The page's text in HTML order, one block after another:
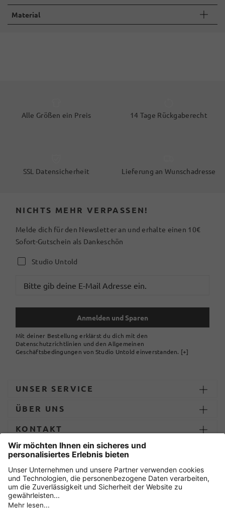
Material
Alle Größen ein Preis 14 Tage Rückgaberecht
SSL Datensicherheit Lieferung an Wunschadresse
NICHTS MEHR VERPASSEN!
Melde dich für den Newsletter an und erhalte einen 10€
Sofort-Gutschein als Dankeschön
Studio Untold
Anmelden und Sparen
Mit deiner Bestellung erklärst du dich mit den
Datenschutzrichtlinien und den Allgemeinen
Geschäftsbedingungen von Studio Untold einverstanden. [+]
UNSER SERVICE
ÜBER UNS
KONTAKT
ZAHLUNG UND LIEFERUNG
Sicher einkaufen mit